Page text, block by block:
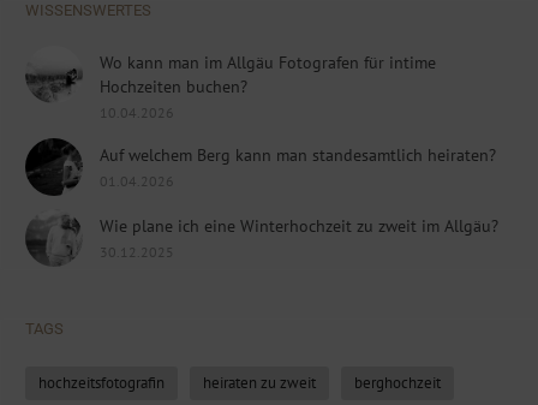
WISSENSWERTES
Wo kann man im Allgäu Fotografen für intime
Hochzeiten buchen?
10.04.2026
Auf welchem Berg kann man standesamtlich heiraten?
01.04.2026
Wie plane ich eine Winterhochzeit zu zweit im Allgäu?
30.12.2025
TAGS
hochzeitsfotografin heiraten zu zweit berghochzeit